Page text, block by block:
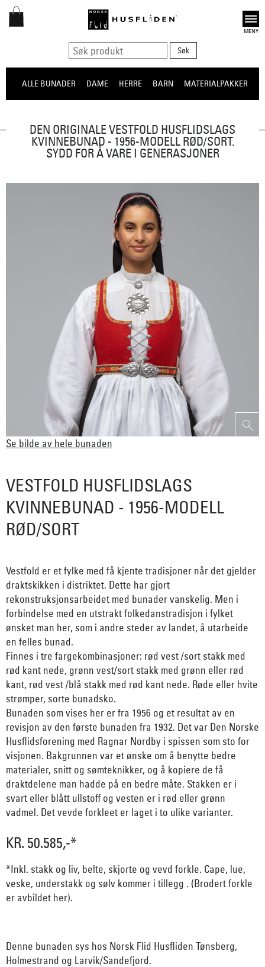
Open
ALLE BUNADER DAME HERRE BARN MATERIALPAKKER
DEN ORIGINALE VESTFOLD HUSFLIDSLAGS
KVINNEBUNAD - 1956-MODELL RØD/SORT.
SYDD FOR Å VARE I GENERASJONER
Se bilde av hele bunaden
VESTFOLD HUSFLIDSLAGS
KVINNEBUNAD - 1956-MODELL
RØD/SORT
Vestfold er et fylke med få kjente tradisjoner når det gjelder
draktskikken i distriktet. Dette har gjort
rekonstruksjonsarbeidet med bunader vanskelig. Men i
forbindelse med en utstrakt folkedanstradisjon i fylket
ønsket man her, som i andre steder av landet, å utarbeide
en felles bunad.
Finnes i tre fargekombinasjoner: rød vest /sort stakk med
rød kant nede, grønn vest/sort stakk med grønn eller rød
kant, rød vest /blå stakk med rød kant nede. Røde eller hvite
strømper, sorte bunadsko.
Bunaden som vises her er fra 1956 og et resultat av en
revisjon av den første bunaden fra 1932. Det var Den Norske
Husflidsforening med Ragnar Nordby i spissen som sto for
visjonen. Bakgrunnen var et ønske om å benytte bedre
materialer, snitt og sømteknikker, og å kopiere de få
draktdelene man hadde på en bedre måte. Stakken er i
svart eller blått ullstoff og vesten er i rød eller grønn
vadmel. Det vevde forkleet er laget i to ulike varianter.
KR. 50.585,-*
*Inkl. stakk og liv, belte, skjorte og vevd forkle. Cape, lue,
veske, understakk og sølv kommer i tillegg . (Brodert forkle
er avbildet her).
Denne bunaden sys hos Norsk Flid Husfliden Tønsberg,
Holmestrand og Larvik/Sandefjord.